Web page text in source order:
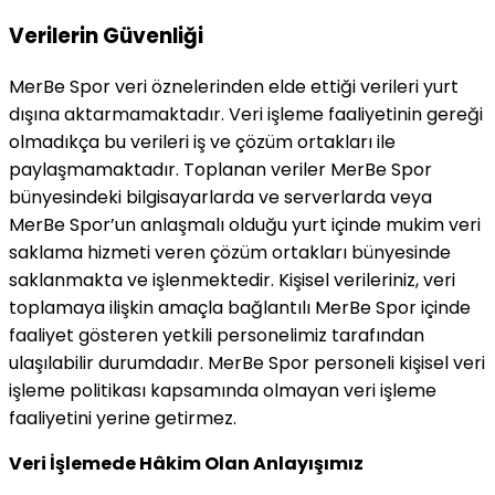
Verilerin Güvenliği
MerBe Spor veri öznelerinden elde ettiği verileri yurt
dışına aktarmamaktadır. Veri işleme faaliyetinin gereği
olmadıkça bu verileri iş ve çözüm ortakları ile
paylaşmamaktadır. Toplanan veriler MerBe Spor
bünyesindeki bilgisayarlarda ve serverlarda veya
MerBe Spor’un anlaşmalı olduğu yurt içinde mukim veri
saklama hizmeti veren çözüm ortakları bünyesinde
saklanmakta ve işlenmektedir. Kişisel verileriniz, veri
toplamaya ilişkin amaçla bağlantılı MerBe Spor içinde
faaliyet gösteren yetkili personelimiz tarafından
ulaşılabilir durumdadır. MerBe Spor personeli kişisel veri
işleme politikası kapsamında olmayan veri işleme
faaliyetini yerine getirmez.
Veri İşlemede Hâkim Olan Anlayışımız